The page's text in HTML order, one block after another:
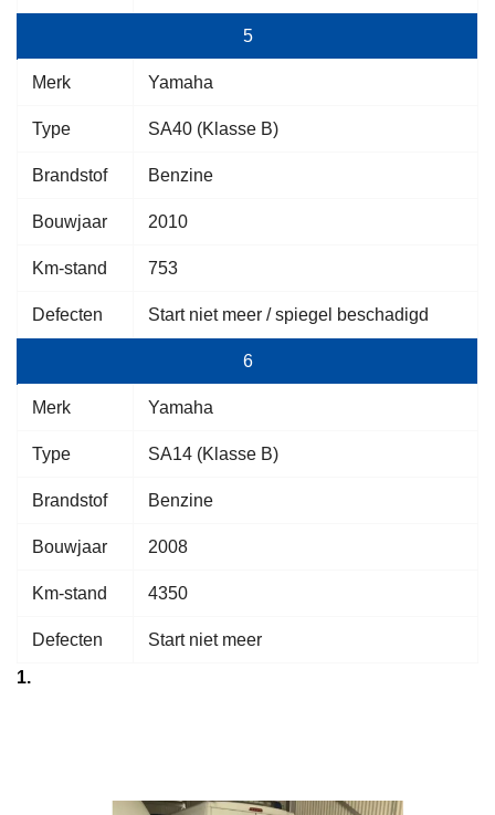
5
Merk Yamaha
Type SA40 (Klasse B)
Brandstof Benzine
Bouwjaar 2010
Km-stand 753
Defecten Start niet meer / spiegel beschadigd
6
Merk Yamaha
Type SA14 (Klasse B)
Brandstof Benzine
Bouwjaar 2008
Km-stand 4350
Defecten
Start niet meer
1.